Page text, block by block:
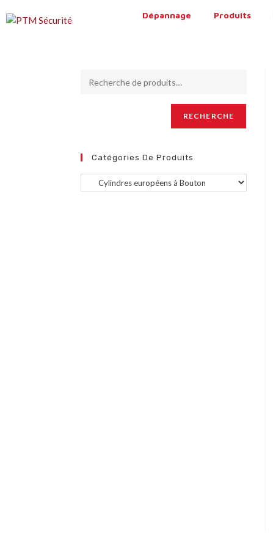
Dépannage Produits
RECHERCHE
Catégories De Produits